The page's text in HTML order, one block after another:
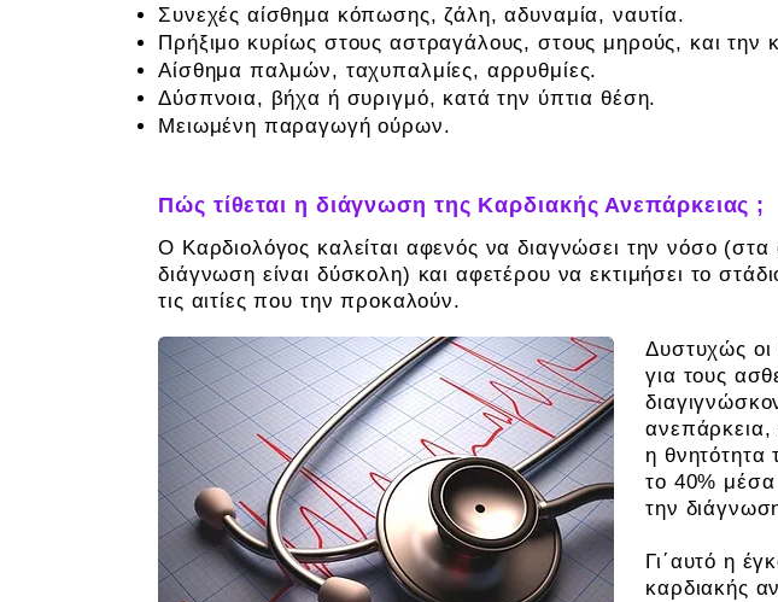
Συνεχές αίσθημα κόπωσης, ζάλη, αδυναμία, ναυτία.
Πρήξιμο κυρίως στους αστραγάλους, στους μηρούς, και την
Αίσθημα παλμών, ταχυπαλμίες, αρρυθμίες.
Δύσπνοια, βήχα ή συριγμό, κατά την ύπτια θέση.
Μειωμένη παραγωγή ούρων.
Πώς τίθεται η διάγνωση της Καρδιακής Ανεπάρκειας ;
Ο Καρδιολόγος καλείται αφενός να διαγνώσει την νόσο (στα
διάγνωση είναι δύσκολη) και αφετέρου να εκτιμήσει το
τις αιτίες που την προκαλούν.
Δυστυχώς οι
για τους
ανεπάρκεια,
η θνητότητα
το 40%
την
Γι΄αυτό η
καρδιακής